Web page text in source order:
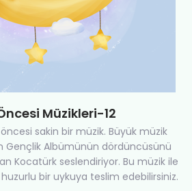
Müzikleri-12
sakin bir müzik. Büyük müzik
Gençlik Albümünün dördüncüsünü
Kocatürk seslendiriyor. Bu müzik ile
bir uykuya teslim edebilirsiniz.